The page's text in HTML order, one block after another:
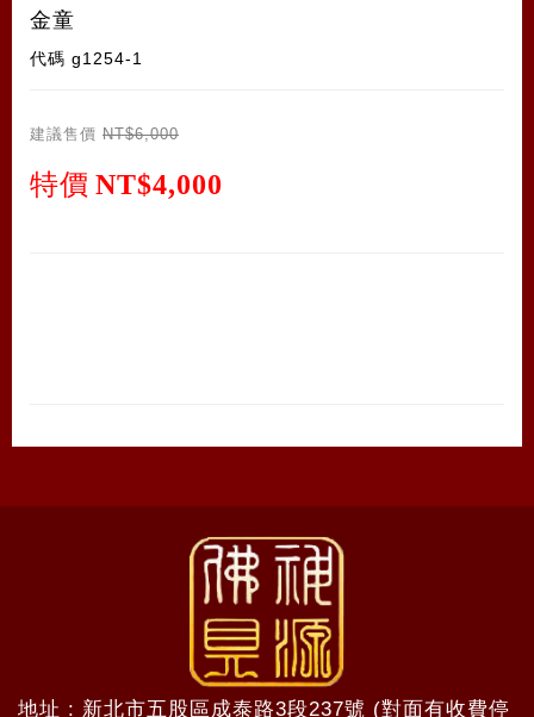
金童
代碼 g1254-1
建議售價 NT$6,000
特價 NT$4,000
地址 : 新北市五股區成泰路3段237號 (對面有收費停